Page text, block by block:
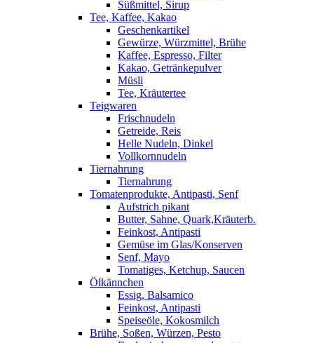
Süßmittel, Sirup
Tee, Kaffee, Kakao
Geschenkartikel
Gewürze, Würzmittel, Brühe
Kaffee, Espresso, Filter
Kakao, Getränkepulver
Müsli
Tee, Kräutertee
Teigwaren
Frischnudeln
Getreide, Reis
Helle Nudeln, Dinkel
Vollkornnudeln
Tiernahrung
Tiernahrung
Tomatenprodukte, Antipasti, Senf
Aufstrich pikant
Butter, Sahne, Quark,Kräuterb.
Feinkost, Antipasti
Gemüse im Glas/Konserven
Senf, Mayo
Tomatiges, Ketchup, Saucen
Ölkännchen
Essig, Balsamico
Feinkost, Antipasti
Speiseöle, Kokosmilch
Brühe, Soßen, Würzen, Pesto